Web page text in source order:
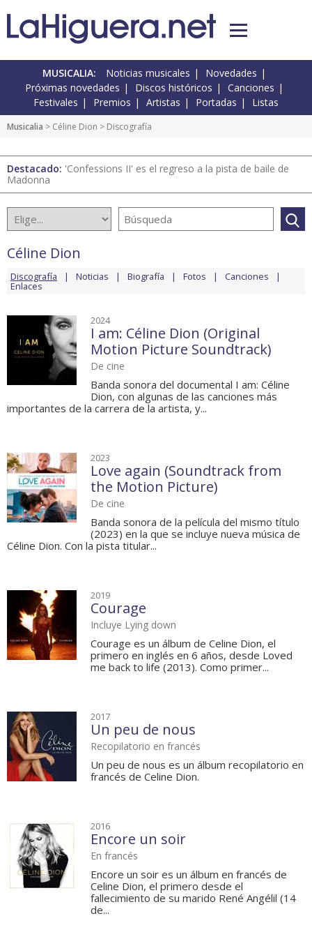
MUSICALIA: Noticias musicales
Novedades
Próximas novedades
Discos históricos
Canciones
Festivales
Premios Artistas Portadas Listas
Musicalia > Céline Dion > Discografía
Destacado: 'Confessions II' es el regreso a la pista de baile de
Madonna
Céline Dion
Discografía Noticias Biografía Fotos Canciones
Enlaces
2024
I am: Céline Dion (Original
Motion Picture Soundtrack)
De cine
Banda sonora del documental I am: Céline
Dion, con algunas de las canciones más
importantes de la carrera de la artista, y...
2023
Love again (Soundtrack from
the Motion Picture)
De cine
Banda sonora de la película del mismo título
(2023) en la que se incluye nueva música de
Céline Dion. Con la pista titular...
2019
Courage
Incluye Lying down
Courage es un álbum de Celine Dion, el
primero en inglés en 6 años, desde Loved
me back to life (2013). Como primer...
2017
Un peu de nous
Recopilatorio en francés
Un peu de nous es un álbum recopilatorio en
francés de Celine Dion.
2016
Encore un soir
En francés
Encore un soir es un álbum en francés de
Celine Dion, el primero desde el
fallecimiento de su marido René Angélil (14
de...